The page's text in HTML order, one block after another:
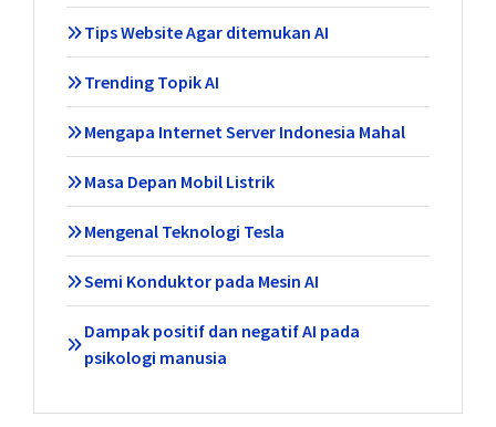
Tips Website Agar ditemukan AI
Trending Topik AI
Mengapa Internet Server Indonesia Mahal
Masa Depan Mobil Listrik
Mengenal Teknologi Tesla
Semi Konduktor pada Mesin AI
Dampak positif dan negatif AI pada
psikologi manusia